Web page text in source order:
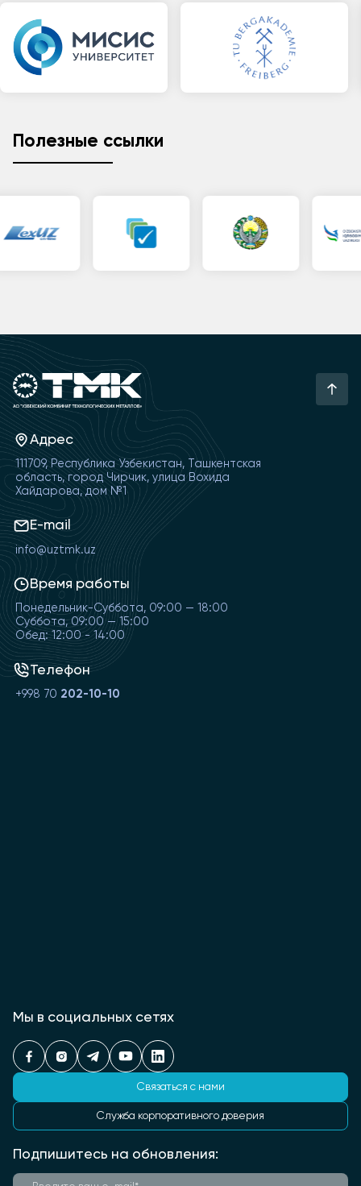
Полезные ссылки
Адрес
111709, Республика Узбекистан, Ташкентская
область, город Чирчик, улица Вохида
Хайдарова, дом №1
E-mail
info@uztmk.uz
Время работы
Понедельник-Суббота, 09:00 — 18:00
Суббота, 09:00 — 15:00
Обед: 12:00 - 14:00
Телефон
+998 70 202-10-10
Мы в социальных сетях
Связаться с нами
Служба корпоративного доверия
Подпишитесь на обновления: